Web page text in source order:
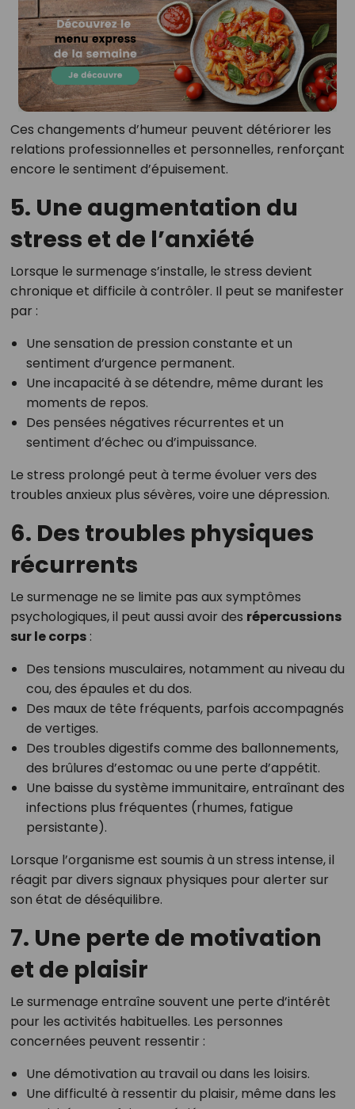
Ces changements d’humeur peuvent détériorer les
relations professionnelles et personnelles, renforçant
encore le sentiment d’épuisement.
5. Une augmentation du
stress et de l’anxiété
Lorsque le surmenage s’installe, le stress devient
chronique et difficile à contrôler. Il peut se manifester
par :
Une sensation de pression constante et un
sentiment d’urgence permanent.
Une incapacité à se détendre, même durant les
moments de repos.
Des pensées négatives récurrentes et un
sentiment d’échec ou d’impuissance.
Le stress prolongé peut à terme évoluer vers des
troubles anxieux plus sévères, voire une dépression.
6. Des troubles physiques
récurrents
Le surmenage ne se limite pas aux symptômes
psychologiques, il peut aussi avoir des répercussions
sur le corps:
Des tensions musculaires, notamment au niveau du
cou, des épaules et du dos.
Des maux de tête fréquents, parfois accompagnés
de vertiges.
Des troubles digestifs comme des ballonnements,
des brûlures d’estomac ou une perte d’appétit.
Une baisse du système immunitaire, entraînant des
infections plus fréquentes (rhumes, fatigue
persistante).
Lorsque l’organisme est soumis à un stress intense, il
réagit par divers signaux physiques pour alerter sur
son état de déséquilibre.
7. Une perte de motivation
et de plaisir
Le surmenage entraîne souvent une perte d’intérêt
pour les activités habituelles. Les personnes
concernées peuvent ressentir :
Une démotivation au travail ou dans les loisirs.
Une difficulté à ressentir du plaisir, même dans les